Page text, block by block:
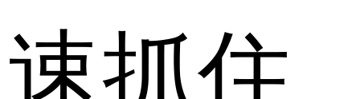
速抓住